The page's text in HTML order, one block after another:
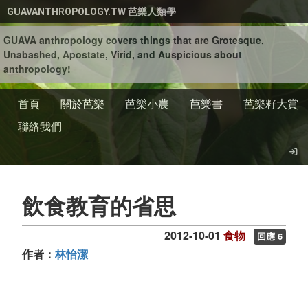
移至主內容
GUAVANTHROPOLOGY.TW 芭樂人類學
GUAVA anthropology covers things that are Grotesque,
Unabashed, Apostate, Virid, and Auspicious about
anthropology!
首頁 關於芭樂 芭樂小農 芭樂書
芭樂籽大賞
聯絡我們
飲食教育的省思
2012-10-01 食物 回應 6
作者： 林怡潔